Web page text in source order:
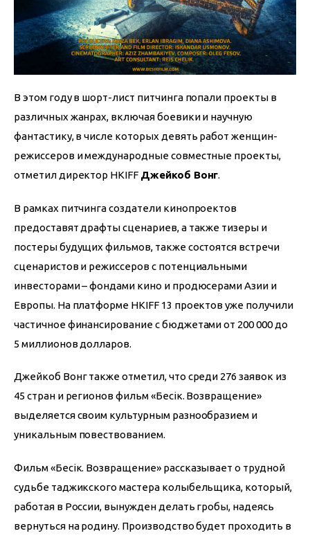
В этом году в шорт-лист питчинга попали проекты в
различных жанрах, включая боевики и научную
фантастику, в числе которых девять работ женщин-
режиссеров и международные совместные проекты,
отметил директор HKIFF Джейкоб Вонг.
В рамках питчинга создатели кинопроектов
предоставят драфты сценариев, а также тизеры и
постеры будущих фильмов, также состоятся встречи
сценаристов и режиссеров с потенциальными
инвесторами – фондами кино и продюсерами Азии и
Европы. На платформе HKIFF 13 проектов уже получили
частичное финансирование с бюджетами от 200 000 до
5 миллионов долларов.
Джейкоб Вонг также отметил, что среди 276 заявок из
45 стран и регионов фильм «Бесік. Возвращение»
выделяется своим культурным разнообразием и
уникальным повествованием.
Фильм «Бесік. Возвращение» рассказывает о трудной
судьбе таджикского мастера колыбельщика, который,
работая в России, вынужден делать гробы, надеясь
вернуться на родину. Производство будет проходить в